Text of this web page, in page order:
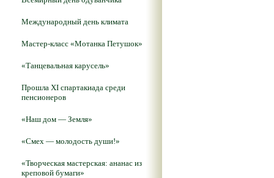
Международный день климата
Мастер-класс «Мотанка Петушок»
«Танцевальная карусель»
Прошла XI спартакиада среди
пенсионеров
«Наш дом — Земля»
«Смех — молодость души!»
«Творческая мастерская: ананас из
креповой бумаги»